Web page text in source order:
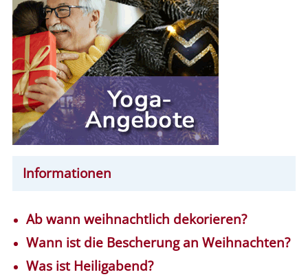
Informationen
Ab wann weihnachtlich dekorieren?
Wann ist die Bescherung an Weihnachten?
Was ist Heiligabend?